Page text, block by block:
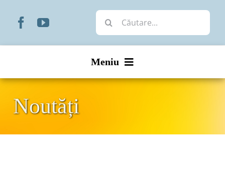
Cautare...
Meniu
Noutăți